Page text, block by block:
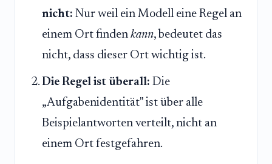
nicht: Nur weil ein Modell eine Regel an
einem Ort finden kann, bedeutet das
nicht, dass dieser Ort wichtig ist.
Die Regel ist überall: Die
„Aufgabenidentität" ist über alle
Beispielantworten verteilt, nicht an
einem Ort festgefahren.